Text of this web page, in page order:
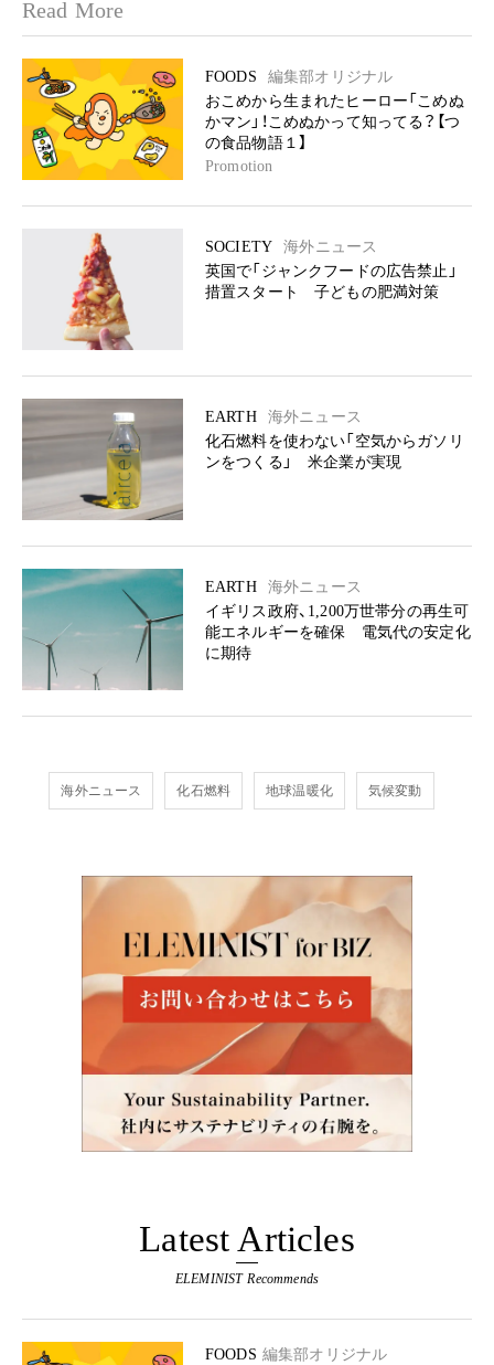
Read More
FOODS
編集部オリジナル
おこめから生まれたヒーロー「こめぬ
かマン」！こめぬかって知ってる？【つ
の食品物語１】
Promotion
SOCIETY
海外ニュース
英国で「ジャンクフードの広告禁止」
措置スタート 子どもの肥満対策
EARTH
海外ニュース
化石燃料を使わない「空気からガソリ
ンをつくる」 米企業が実現
EARTH
海外ニュース
イギリス政府、1,200万世帯分の再生可
能エネルギーを確保 電気代の安定化
に期待
海外ニュース 化石燃料 地球温暖化 気候変動
Latest Articles
ELEMINIST Recommends
FOODS 編集部オリジナル